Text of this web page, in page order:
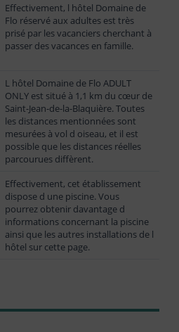
Effectivement, l hôtel Domaine de
Flo réservé aux adultes est très
prisé par les vacanciers cherchant à
passer des vacances en famille.
L hôtel Domaine de Flo ADULT
ONLY est situé à 1,1 km du cœur de
Saint-Jean-de-la-Blaquière. Toutes
les distances mentionnées sont
mesurées à vol d oiseau, et il est
possible que les distances réelles
parcourues diffèrent.
Effectivement, cet établissement
dispose d une piscine. Vous
pourrez obtenir davantage d
informations concernant la piscine
ainsi que les autres installations de l
hôtel sur cette page.